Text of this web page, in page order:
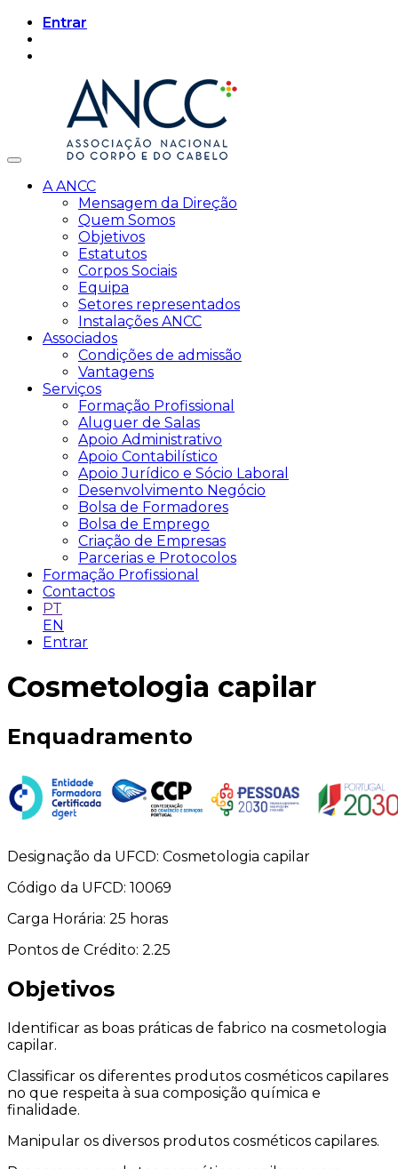
Entrar
A ANCC
Mensagem da Direção
Quem Somos
Objetivos
Estatutos
Corpos Sociais
Equipa
Setores representados
Instalações ANCC
Associados
Condições de admissão
Vantagens
Serviços
Formação Profissional
Aluguer de Salas
Apoio Administrativo
Apoio Contabilístico
Apoio Jurídico e Sócio Laboral
Desenvolvimento Negócio
Bolsa de Formadores
Bolsa de Emprego
Criação de Empresas
Parcerias e Protocolos
Formação Profissional
Contactos
PT
EN
Entrar
Cosmetologia capilar
Enquadramento
Designação da UFCD: Cosmetologia capilar
Código da UFCD: 10069
Carga Horária: 25 horas
Pontos de Crédito: 2.25
Objetivos
Identificar as boas práticas de fabrico na cosmetologia
capilar.
Classificar os diferentes produtos cosméticos capilares
no que respeita à sua composição química e
finalidade.
Manipular os diversos produtos cosméticos capilares.